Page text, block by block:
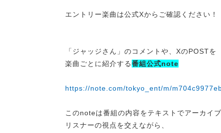
エントリー楽曲は公式Xからご確認ください！
「ジャッジさん」のコメントや、XのPOSTを
楽曲ごとに紹介する番組公式note
https://note.com/tokyo_ent/m/
このnoteは番組の内容をテキストでアーカイブ
リスナーの視点を交えながら、